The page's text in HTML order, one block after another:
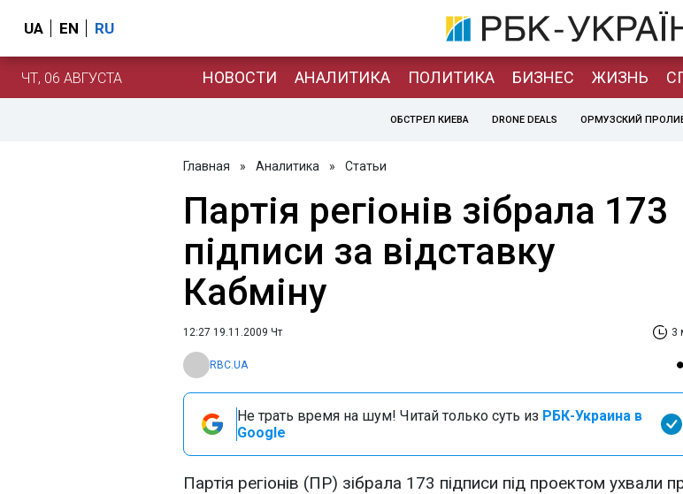
UA EN RU
ЧТ, 06 АВГУСТА НОВОСТИ АНАЛИТИКА ПОЛИТИКА БИЗНЕС ЖИЗНЬ
ОБСТРЕЛ КИЕВА DRONE DEALS ОРМУЗСКИЙ
Главная » Аналитика » Статьи
Партія регіонів зібрала 173
підписи за відставку
Кабміну
12:27 19.11.2009 Чт 3
RBC.UA
Не трать время на шум! Читай только суть из РБК-Украина в
Google
Партія регіонів (ПР) зібрала 173 підписи під проектом ухвали